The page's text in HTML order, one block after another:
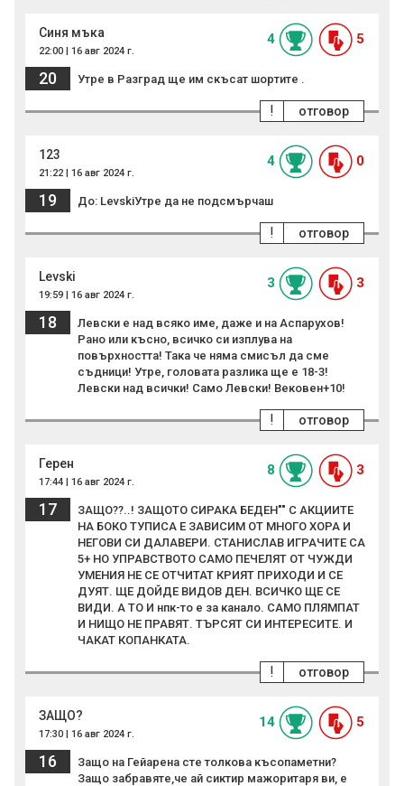
Синя мъка
22:00 | 16 авг 2024 г.
4 5
20 Утре в Разград ще им скъсат шортите .
отговор
!
123
21:22 | 16 авг 2024 г.
4 0
19 До: LevskiУтре да не подсмърчаш
отговор
!
Levski
19:59 | 16 авг 2024 г.
3 3
18
Левски е над всяко име, даже и на Аспарухов!
Рано или късно, всичко си изплува на
повърхността! Така че няма смисъл да сме
съдници! Утре, головата разлика ще е 18-3!
Левски над всички! Само Левски! Вековен+10!
отговор
!
Герен
17:44 | 16 авг 2024 г.
8 3
17
ЗАЩО??..! ЗАЩОТО СИРАКА БЕДЕН"" С АКЦИИТЕ
НА БОКО ТУПИСА Е ЗАВИСИМ ОТ МНОГО ХОРА И
НЕГОВИ СИ ДАЛАВЕРИ. СТАНИСЛАВ ИГРАЧИТЕ СА
5+ НО УПРАВСТВОТО САМО ПЕЧЕЛЯТ ОТ ЧУЖДИ
УМЕНИЯ НЕ СЕ ОТЧИТАТ КРИЯТ ПРИХОДИ И СЕ
ДУЯТ. ЩЕ ДОЙДЕ ВИДОВ ДЕН. ВСИЧКО ЩЕ СЕ
ВИДИ. А ТО И нпк-то е за канало. САМО ПЛЯМПАТ
И НИЩО НЕ ПРАВЯТ. ТЪРСЯТ СИ ИНТЕРЕСИТЕ. И
ЧАКАТ КОПАНКАТА.
отговор
!
ЗАЩО?
17:30 | 16 авг 2024 г.
14 5
16
Защо на Гейарена сте толкова късопаметни?
Защо забравяте,че ай сиктир мажоритаря ви, е